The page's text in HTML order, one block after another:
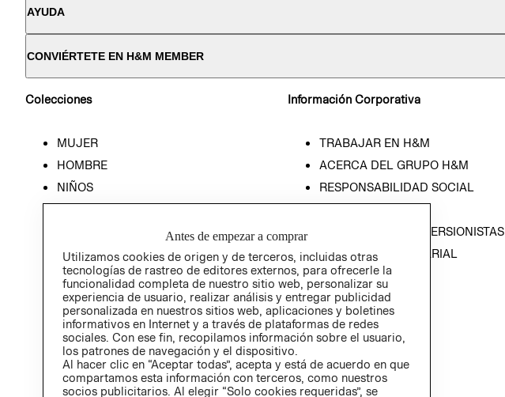
AYUDA
CONVIÉRTETE EN H&M MEMBER
Colecciones
MUJER
HOMBRE
NIÑOS
Información Corporativa
TRABAJAR EN H&M
ACERCA DEL GRUPO H&M
RESPONSABILIDAD SOCIAL
RELACIÓN CON INVERSIONISTAS
POLÍTICA EMPRESARIAL
Antes de empezar a comprar
Utilizamos cookies de origen y de terceros, incluidas otras
tecnologías de rastreo de editores externos, para ofrecerle la
funcionalidad completa de nuestro sitio web, personalizar su
experiencia de usuario, realizar análisis y entregar publicidad
personalizada en nuestros sitios web, aplicaciones y boletines
informativos en Internet y a través de plataformas de redes
sociales. Con ese fin, recopilamos información sobre el usuario,
los patrones de navegación y el dispositivo.
Al hacer clic en “Aceptar todas”, acepta y está de acuerdo en que
compartamos esta información con terceros, como nuestros
socios publicitarios. Al elegir “Solo cookies requeridas”, se